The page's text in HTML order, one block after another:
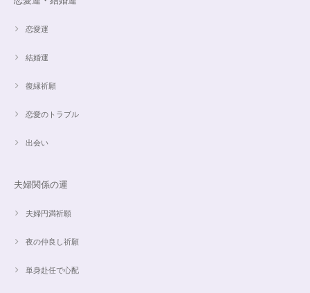
恋愛運
結婚運
復縁祈願
恋愛のトラブル
出会い
夫婦関係の運
夫婦円満祈願
夜の仲良し祈願
単身赴任で心配